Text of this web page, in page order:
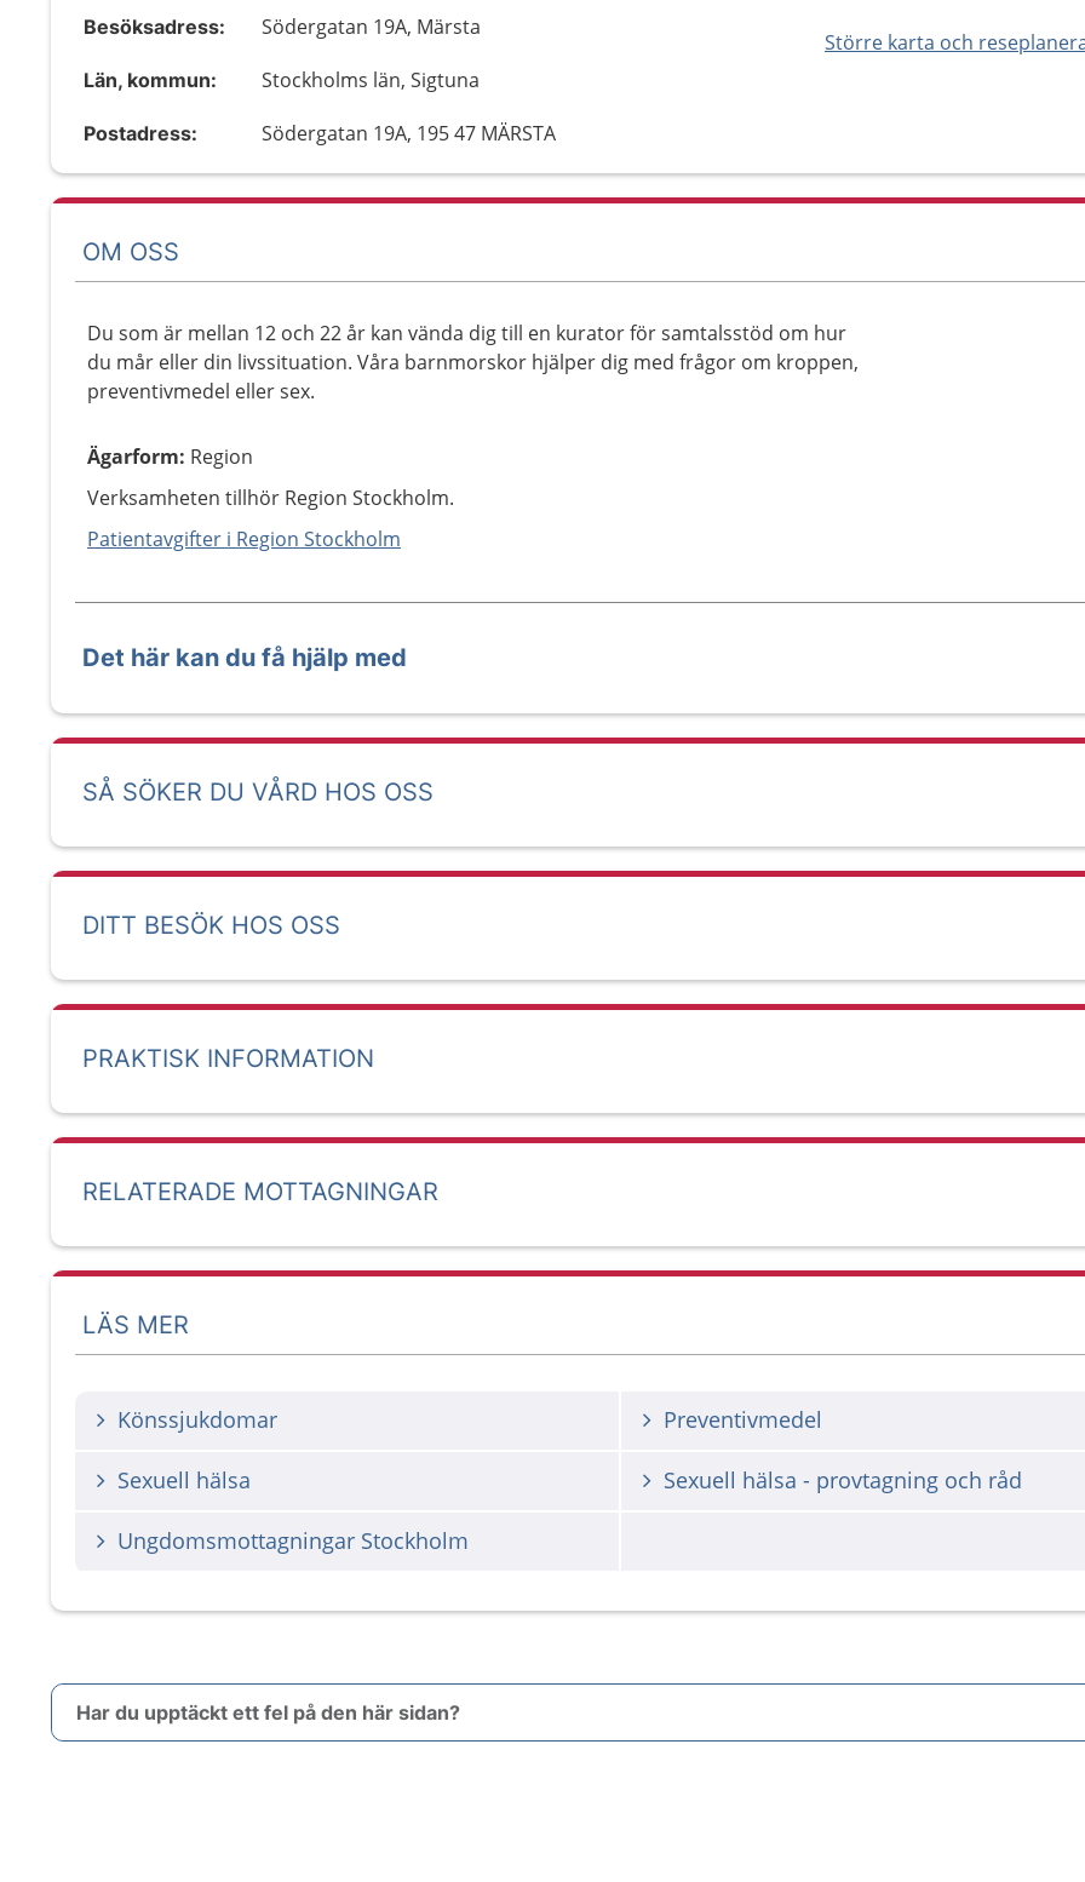
Större karta och
Besöksadress: Södergatan 19A, Märsta
Län, kommun: Stockholms län, Sigtuna
Postadress: Södergatan 19A, 195 47 MÄRSTA
OM OSS
Du som är mellan 12 och 22 år kan vända dig till en kurator för samtalsstöd om hur
du mår eller din livssituation. Våra barnmorskor hjälper dig med frågor om kroppen,
preventivmedel eller sex.
Ägarform: Region
Verksamheten tillhör Region Stockholm.
Patientavgifter i Region Stockholm
Det här kan du få hjälp med
SÅ SÖKER DU VÅRD HOS OSS
DITT BESÖK HOS OSS
PRAKTISK INFORMATION
RELATERADE MOTTAGNINGAR
LÄS MER
Könssjukdomar Preventivmedel
Sexuell hälsa Sexuell hälsa - provtagning och råd
Ungdomsmottagningar Stockholm
Har du upptäckt ett fel på den här sidan?